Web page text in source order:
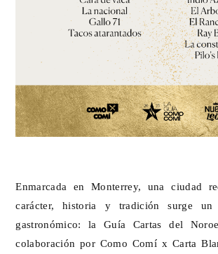
Enmarcada en Monterrey, una ciudad
carácter, historia y tradición surge un
gastronómico: la Guía Cartas del
colaboración por Como Comí x Carta